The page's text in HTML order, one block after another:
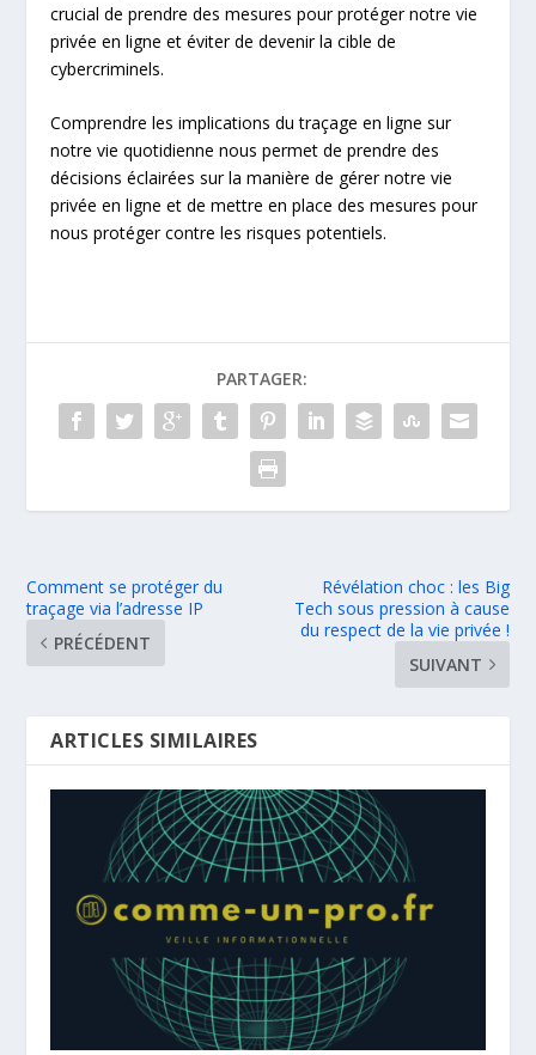
crucial de prendre des mesures pour protéger notre vie
privée en ligne et éviter de devenir la cible de
cybercriminels.
Comprendre les implications du traçage en ligne sur
notre vie quotidienne nous permet de prendre des
décisions éclairées sur la manière de gérer notre vie
privée en ligne et de mettre en place des mesures pour
nous protéger contre les risques potentiels.
PARTAGER:
Comment se protéger du
traçage via l’adresse IP
PRÉCÉDENT
Révélation choc : les Big
Tech sous pression à cause
du respect de la vie privée !
SUIVANT
ARTICLES SIMILAIRES